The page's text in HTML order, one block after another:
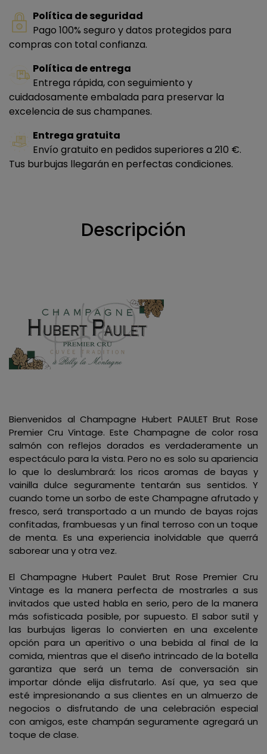
Política de seguridad
Pago 100% seguro y datos protegidos para
compras con total confianza.
Política de entrega
Entrega rápida, con seguimiento y
cuidadosamente embalada para preservar la
excelencia de sus champanes.
Entrega gratuita
Envío gratuito en pedidos superiores a 210 €.
Tus burbujas llegarán en perfectas condiciones.
Descripción
Bienvenidos al Champagne Hubert PAULET Brut Rose
Premier Cru Vintage. Este Champagne de color rosa
salmón con reflejos dorados es verdaderamente un
espectáculo para la vista. Pero no es solo su apariencia
lo que lo deslumbrará: los ricos aromas de bayas y
vainilla dulce seguramente tentarán sus sentidos. Y
cuando tome un sorbo de este Champagne afrutado y
fresco, será transportado a un mundo de bayas rojas
confitadas, frambuesas y un final terroso con un toque
de menta. Es una experiencia inolvidable que querrá
saborear una y otra vez.
El Champagne Hubert Paulet Brut Rose Premier Cru
Vintage es la manera perfecta de mostrarles a sus
invitados que usted habla en serio, pero de la manera
más sofisticada posible, por supuesto. El sabor sutil y
las burbujas ligeras lo convierten en una excelente
opción para un aperitivo o una bebida al final de la
comida, mientras que el diseño intrincado de la botella
garantiza que será un tema de conversación sin
importar dónde elija disfrutarlo. Así que, ya sea que
esté impresionando a sus clientes en un almuerzo de
negocios o disfrutando de una celebración especial
con amigos, este champán seguramente agregará un
toque de clase.